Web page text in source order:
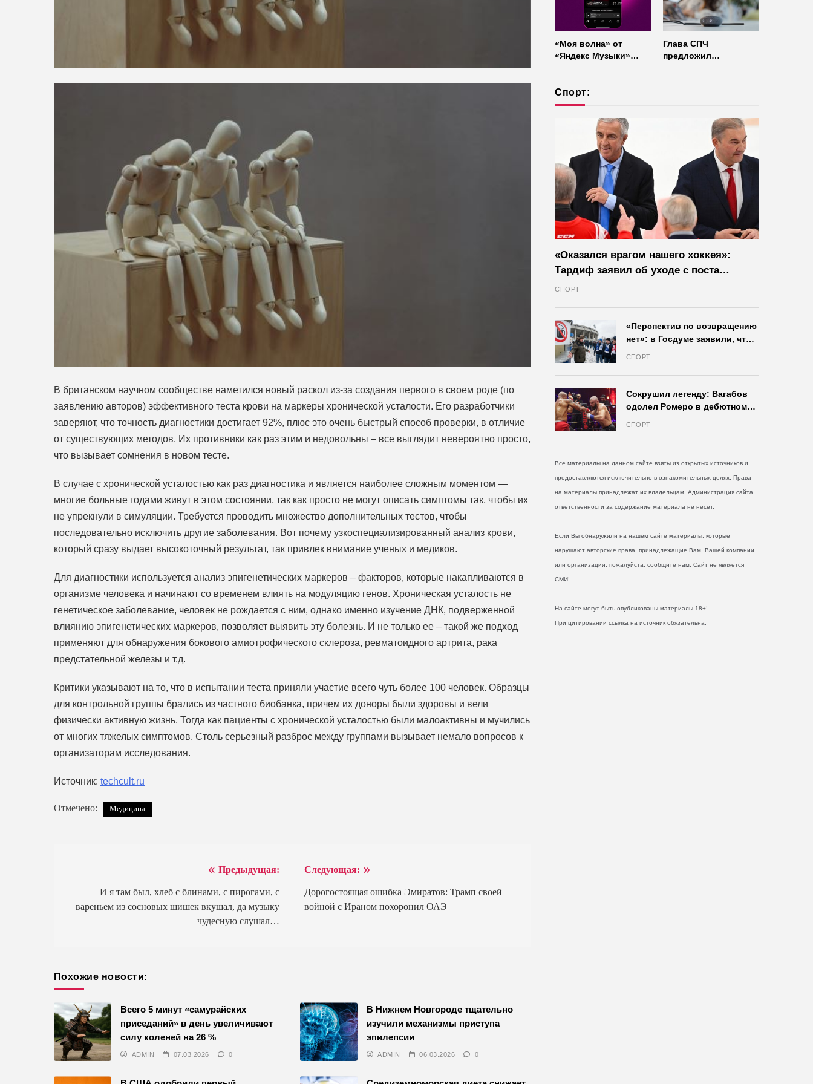
В британском научном сообществе наметился новый раскол из-за создания первого в своем роде (по
заявлению авторов) эффективного теста крови на маркеры хронической усталости. Его разработчики
заверяют, что точность диагностики достигает 92%, плюс это очень быстрый способ проверки, в отличие
от существующих методов. Их противники как раз этим и недовольны – все выглядит невероятно просто,
что вызывает сомнения в новом тесте.
В случае с хронической усталостью как раз диагностика и является наиболее сложным моментом —
многие больные годами живут в этом состоянии, так как просто не могут описать симптомы так, чтобы их
не упрекнули в симуляции. Требуется проводить множество дополнительных тестов, чтобы
последовательно исключить другие заболевания. Вот почему узкоспециализированный анализ крови,
который сразу выдает высокоточный результат, так привлек внимание ученых и медиков.
Для диагностики используется анализ эпигенетических маркеров – факторов, которые накапливаются в
организме человека и начинают со временем влиять на модуляцию генов. Хроническая усталость не
генетическое заболевание, человек не рождается с ним, однако именно изучение ДНК, подверженной
влиянию эпигенетических маркеров, позволяет выявить эту болезнь. И не только ее – такой же подход
применяют для обнаружения бокового амиотрофического склероза, ревматоидного артрита, рака
предстательной железы и т.д.
Критики указывают на то, что в испытании теста приняли участие всего чуть более 100 человек. Образцы
для контрольной группы брались из частного биобанка, причем их доноры были здоровы и вели
физически активную жизнь. Тогда как пациенты с хронической усталостью были малоактивны и мучились
от многих тяжелых симптомов. Столь серьезный разброс между группами вызывает немало вопросов к
организаторам исследования.
Источник: techcult.ru
Отмечено: Медицина
записям
Предыдущая:
И я там был, хлеб с блинами, с пирогами, с
вареньем из сосновых шишек вкушал, да музыку
чудесную слушал…
Следующая:
Дорогостоящая ошибка Эмиратов: Трамп своей
войной с Ираном похоронил ОАЭ
Похожие новости:
Всего 5 минут «самурайских
приседаний» в день увеличивают
силу коленей на 26 %
ADMIN 07.03.2026 0
В Нижнем Новгороде тщательно
изучили механизмы приступа
эпилепсии
ADMIN 06.03.2026 0
«Моя волна» от
«Яндекс Музыки»
Глава СПЧ
предложил
Спорт:
«Оказался врагом нашего хоккея»:
Тардиф заявил об уходе с поста
президента IIHF в октябре
СПОРТ
«Перспектив по возвращению
нет»: в Госдуме заявили, что
СПОРТ
Сокрушил легенду: Вагабов
одолел Ромеро в дебютном
СПОРТ
Все материалы на данном сайте взяты из открытых источников и
предоставляются исключительно в ознакомительных целях. Права
на материалы принадлежат их владельцам. Администрация сайта
ответственности за содержание материала не несет.
Если Вы обнаружили на нашем сайте материалы, которые
нарушают авторские права, принадлежащие Вам, Вашей компании
или организации, пожалуйста, сообщите нам. Сайт не является
СМИ!
На сайте могут быть опубликованы материалы 18+!
При цитировании ссылка на источник обязательна.